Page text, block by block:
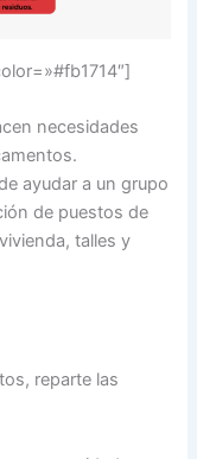
necesidades
ayudar a un grupo
de puestos de
talles y
reparte las